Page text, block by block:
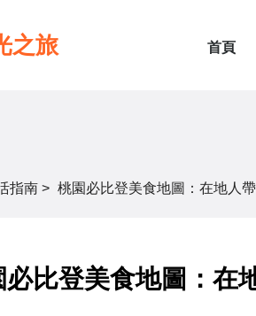
之旅 首頁
指南 > 桃園必比登美食地圖：在地人
比登美食地圖：在